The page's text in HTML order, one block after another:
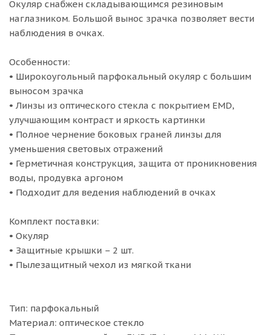
Окуляр снабжен складывающимся резиновым
наглазником. Большой вынос зрачка позволяет вести
наблюдения в очках.
Особенности:
• Широкоугольный парфокальный окуляр с большим
выносом зрачка
• Линзы из оптического стекла с покрытием EMD,
улучшающим контраст и яркость картинки
• Полное чернение боковых граней линзы для
уменьшения световых отражений
• Герметичная конструкция, защита от проникновения
воды, продувка аргоном
• Подходит для ведения наблюдений в очках
Комплект поставки:
• Окуляр
• Защитные крышки – 2 шт.
• Пылезащитный чехол из мягкой ткани
Тип: парфокальный
Материал: оптическое стекло